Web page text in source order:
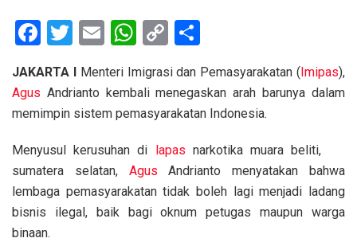
F
ce
b
o
k
T
tt
er
E
ail
W
at
s
p
p
C
py
Li
k
ar
e
JAKARTA I Menteri Imigrasi dan Pemasyarakatan ( Imipas),
Agus Andrianto kembali menegaskan arah barunya dalam
memimpin sistem pemasyarakatan Indonesia.
Menyusul kerusuhan di lapas narkotika muara beliti,
sumatera selatan, Agus Andrianto menyatakan bahwa
lembaga pemasyarakatan tidak boleh lagi menjadi ladang
bisnis ilegal, baik bagi oknum petugas maupun warga
binaan.